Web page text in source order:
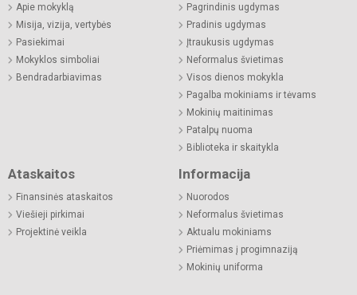
Apie mokyklą
Misija, vizija, vertybės
Pasiekimai
Mokyklos simboliai
Bendradarbiavimas
Pagrindinis ugdymas
Pradinis ugdymas
Įtraukusis ugdymas
Neformalus švietimas
Visos dienos mokykla
Pagalba mokiniams ir tėvams
Mokinių maitinimas
Patalpų nuoma
Biblioteka ir skaitykla
Ataskaitos
Finansinės ataskaitos
Viešieji pirkimai
Projektinė veikla
Informacija
Nuorodos
Neformalus švietimas
Aktualu mokiniams
Priėmimas į progimnaziją
Mokinių uniforma